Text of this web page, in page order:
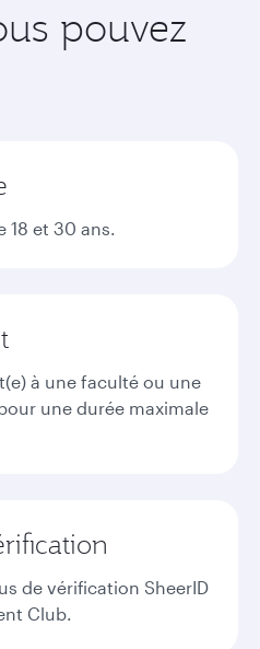
pouvez
18 et 30 ans.
à une faculté ou une
une durée maximale
de vérification SheerID
Club.